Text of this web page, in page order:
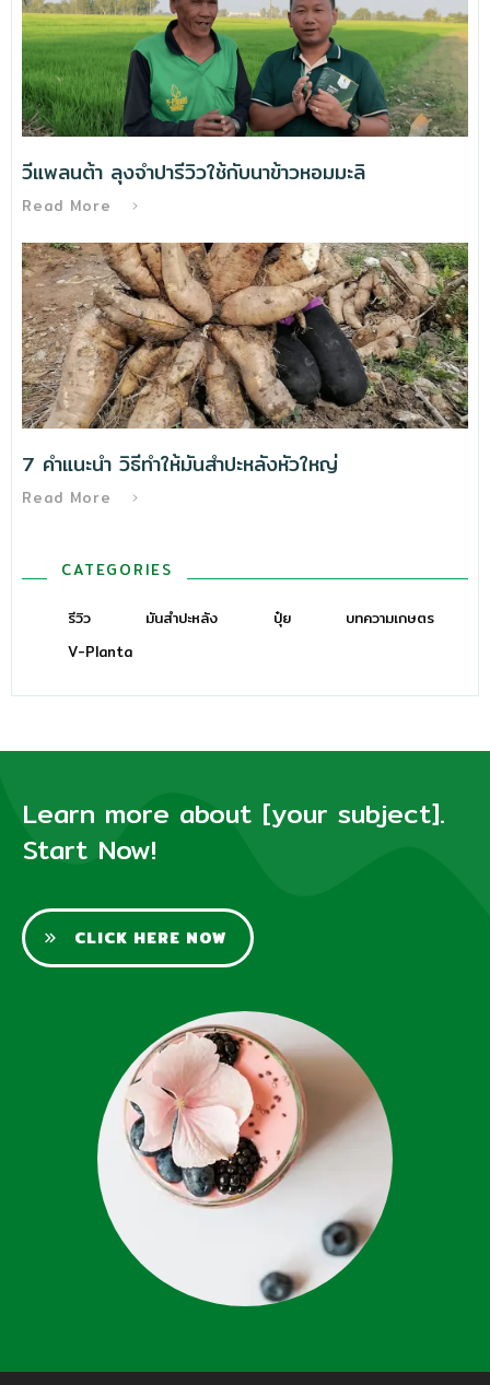
วีแพลนต้า ลุงจำปารีวิวใช้กับนาข้าวหอมมะลิ
Read More
7 คำแนะนำ วิธีทําให้มันสำปะหลังหัวใหญ่
Read More
CATEGORIES
รีวิว มันสำปะหลัง ปุ๋ย
บทความเกษตร
V-Planta
Learn more about [your subject].
Start Now!
CLICK HERE NOW